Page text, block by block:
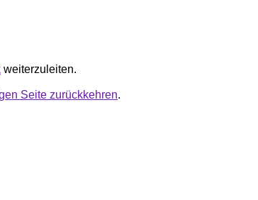
weiterzuleiten.
Seite zurückkehren.